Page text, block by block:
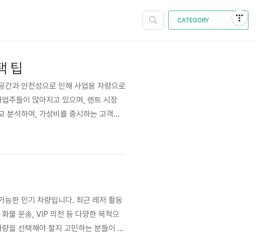
CATEGORY
팁
간과 안전성으로 인해 사업용 차량으로
주들이 많아지고 있으며, 렌트 시장
분석하여, 가성비를 중시하는 고객들
약 조건, 서비스 품질, 차량 관리 상태
능한 인기 차량입니다. 최근 레저 활동
물 운송, VIP 의전 등 다양한 목적으
을 선택해야 할지 고민하는 분들이 많